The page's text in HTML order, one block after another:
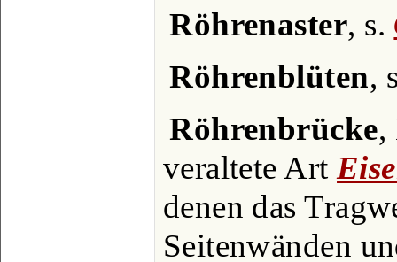
Röhrenaster, s.
Röhrenblüten,
Röhrenbrücke,
veraltete Art
denen das
Seitenwänden